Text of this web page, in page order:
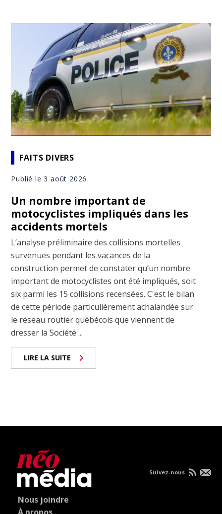
FAITS DIVERS
Publié le 3 août 2026
Un nombre important de
motocyclistes impliqués dans les
accidents mortels
L’analyse préliminaire des collisions mortelles
survenues pendant les vacances de la
construction permet de constater qu’un nombre
important de motocyclistes ont été impliqués, soit
six parmi les 15 collisions recensées. C'est le bilan
de cette période particulièrement achalandée sur
le réseau routier québécois que viennent de
dresser la Société ...
LIRE LA SUITE
Nous joindre
Suivez-nous